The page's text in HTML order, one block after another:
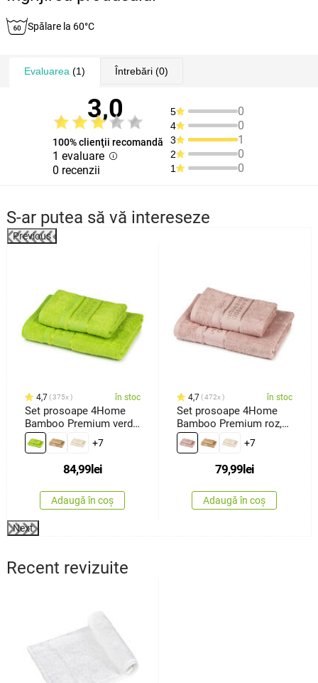
Spălare la 60°C
Evaluarea (1) Întrebări(0)
3,0
100% clienţii recomandă
1 evaluare
0 recenzii
5 0
4 0
3 1
2 0
1 0
S-ar putea să vă intereseze
Previous
4,7 375x în stoc
Set prosoape 4Home
Bamboo Premium verde,
70 x 140 cm, 50 x 100
cm
+7
84,99 lei
Adaugă în coș
4,7 472x în stoc
Set prosoape 4Home
Bamboo Premium roz,
70 x 140 cm, 50 x 100
cm
+7
79,99 lei
Adaugă în coș
Next
Recent revizuite